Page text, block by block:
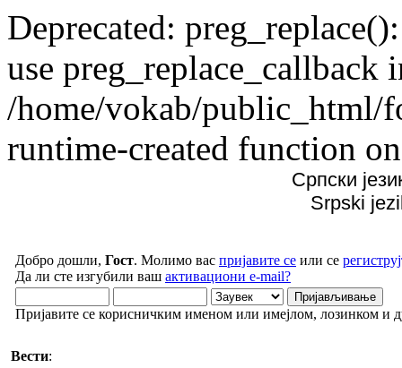
Deprecated:
use preg_replace_callback
/home/vokab/public_html/
runtime-created function
Српски
Srpski
Добро дошли, Гост. Молимо вас пријавите се или се
Да ли сте изгубили ваш активациони e-mail?
Пријавите се корисничким именом или имејлом, лозинком и
Вести: